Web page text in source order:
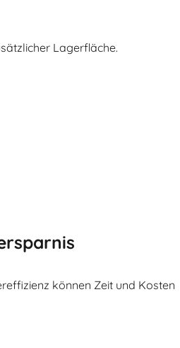
Lagerfläche.
können Zeit und Kosten